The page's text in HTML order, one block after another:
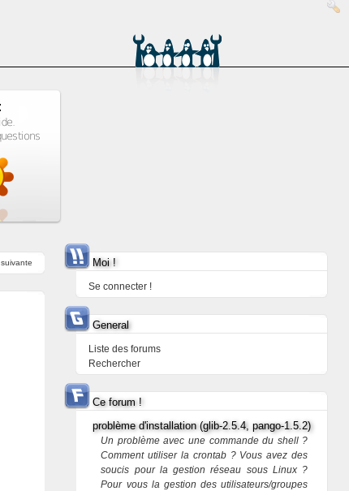
suivante Moi !
Se connecter !
General
Liste des forums
Rechercher
Ce forum !
problème d'installation (glib-2.5.4, pango-1.5.2)
Un problème avec une commande du shell ?
Comment utiliser la crontab ? Vous avez des
soucis pour la gestion réseau sous Linux ?
Pour vous la gestion des utilisateurs/groupes